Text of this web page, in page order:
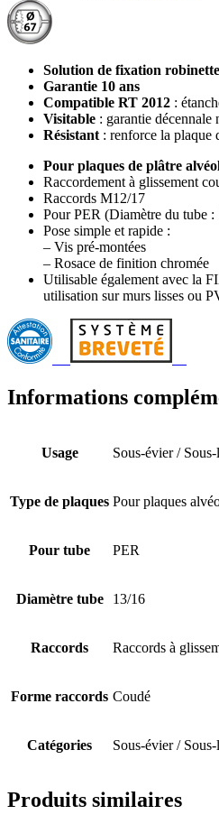
Solution de fixation
Garantie 10 ans
Compatible RT 2012 :
Visitable : garantie décennale
Résistant : renforce la plaque
Pour plaques de plâtre
Raccordement à glissement
Raccords M12/17
Pour PER (Diamètre du tube :
Pose simple et rapide :
– Vis pré-montées
– Rosace de finition chromée
Utilisable également avec la
utilisation sur murs lisses ou
Informations
Usage Sous-évier /
Type de plaques Pour plaques
Pour tube PER
Diamètre tube 13/16
Raccords Raccords à
Forme raccords Coudé
Catégories Sous-évier /
Produits similaires